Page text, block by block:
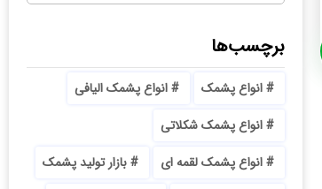
برچسب‌ها
انواع پشمک
انواع پشمک الیافی
انواع پشمک شکلاتی
انواع پشمک لقمه ای
بازار تولید پشمک